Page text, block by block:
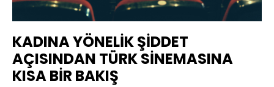
KADINA YÖNELİK ŞİDDET
AÇISINDAN TÜRK SİNEMASINA
KISA BİR BAKIŞ